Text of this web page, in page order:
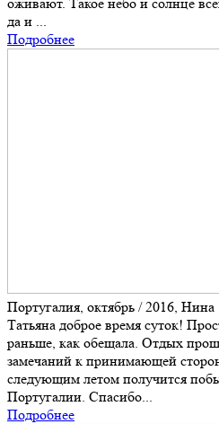
да и ...
Подробнее
Португалия, октябрь / 2016, Нина
Татьяна доброе время суток!
раньше, как обещала. Отдых
замечаний к принимающей
следующим летом получится
Португалии. Спасибо...
Подробнее